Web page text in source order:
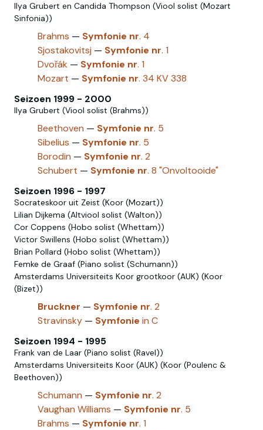
Ilya Grubert en Candida Thompson (Viool solist (Mozart
Sinfonia))
Brahms — Symfonie nr. 4
Sjostakovitsj — Symfonie nr. 1
Dvořák — Symfonie nr. 1
Mozart — Symfonie nr. 34 KV 338
Seizoen 1999 - 2000
Ilya Grubert (Viool solist (Brahms))
Beethoven — Symfonie nr. 5
Sibelius — Symfonie nr. 5
Borodin — Symfonie nr. 2
Schubert — Symfonie nr. 8 "Onvoltooide"
Seizoen 1996 - 1997
Socrateskoor uit Zeist (Koor (Mozart))
Lilian Dijkema (Altviool solist (Walton))
Cor Coppens (Hobo solist (Whettam))
Victor Swillens (Hobo solist‎ (Whettam))
Brian Pollard (Hobo‎ solist‎ (Whettam))
Femke de Graaf (Piano solist (Schumann))
Amsterdams Universiteits Koor grootkoor (AUK) (Koor
(Bizet))
Bruckner — Symfonie nr. 2
Stravinsky — Symfonie in C
Seizoen 1994 - 1995
Frank van de Laar (Piano solist (Ravel))
Amsterdams Universiteits Koor (AUK) (Koor (Poulenc &
Beethoven))
Schumann — Symfonie nr. 2
Vaughan Williams — Symfonie nr. 5
Brahms — Symfonie nr. 1